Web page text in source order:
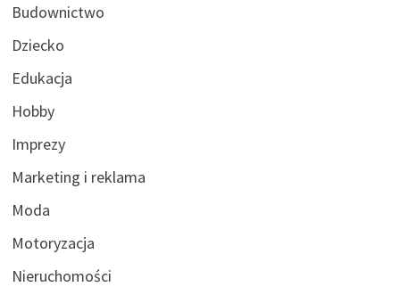
Budownictwo
Dziecko
Edukacja
Hobby
Imprezy
Marketing i reklama
Moda
Motoryzacja
Nieruchomości